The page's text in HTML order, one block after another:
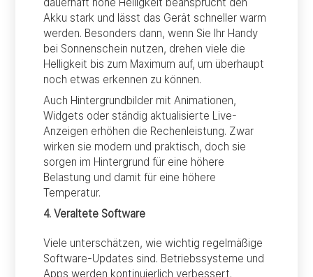
Akku stark und lässt das Gerät schneller warm
werden. Besonders dann, wenn Sie Ihr Handy
bei Sonnenschein nutzen, drehen viele die
Helligkeit bis zum Maximum auf, um überhaupt
noch etwas erkennen zu können.
Auch Hintergrundbilder mit Animationen,
Widgets oder ständig aktualisierte Live-
Anzeigen erhöhen die Rechenleistung. Zwar
wirken sie modern und praktisch, doch sie
sorgen im Hintergrund für eine höhere
Belastung und damit für eine höhere
Temperatur.
4. Veraltete Software
Viele unterschätzen, wie wichtig regelmäßige
Software-Updates sind. Betriebssysteme und
Apps werden kontinuierlich verbessert.